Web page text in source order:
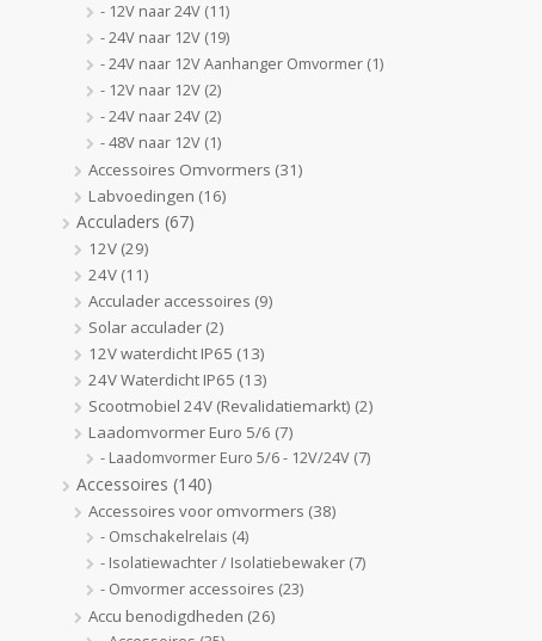
- 12V naar 24V (11)
- 24V naar 12V (19)
- 24V naar 12V Aanhanger Omvormer (1)
- 12V naar 12V (2)
- 24V naar 24V (2)
- 48V naar 12V (1)
Accessoires Omvormers (31)
Labvoedingen (16)
Acculaders (67)
12V (29)
24V (11)
Acculader accessoires (9)
Solar acculader (2)
12V waterdicht IP65 (13)
24V Waterdicht IP65 (13)
Scootmobiel 24V (Revalidatiemarkt) (2)
Laadomvormer Euro 5/6 (7)
- Laadomvormer Euro 5/6 - 12V/24V (7)
Accessoires (140)
Accessoires voor omvormers (38)
- Omschakelrelais (4)
- Isolatiewachter / Isolatiebewaker (7)
- Omvormer accessoires (23)
Accu benodigdheden (26)